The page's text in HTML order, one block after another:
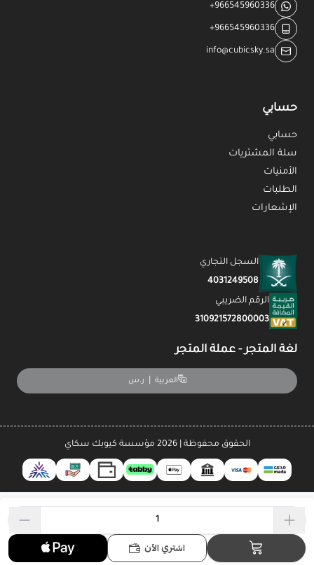
اشتري الآن
+966545960336
+966545960336
info@cubicsky.sa
حسابي
حسابي
سلة المشتريات
الأمنيات
الطلبات
الإشعارات
السجل التجاري
4031249508
الرقم الضريبي
310921572800003
لغة المتجر - عملة المتجر
العربية ر.س
الحقوق محفوظة | 2026 مؤسسة كيوبك سكاي